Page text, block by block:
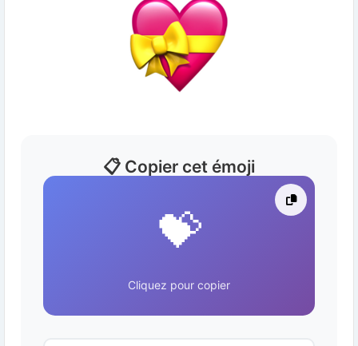
📋 Copier cet émoji
💝
Cliquez pour copier